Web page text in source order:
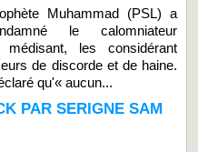
Muhammad (PSL) a
le calomniateur
les considérant
de discorde et de haine.
qu'« aucun...
PAR SERIGNE SAM